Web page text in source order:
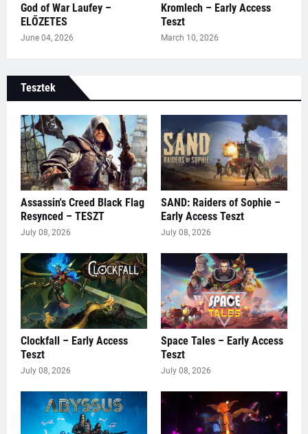
God of War Laufey –
ELŐZETES
June 04, 2026
Kromlech – Early Access
Teszt
March 10, 2026
Tesztek
Assassin's Creed Black Flag
Resynced – TESZT
July 08, 2026
SAND: Raiders of Sophie –
Early Access Teszt
July 08, 2026
Clockfall – Early Access
Teszt
July 08, 2026
Space Tales – Early Access
Teszt
July 08, 2026